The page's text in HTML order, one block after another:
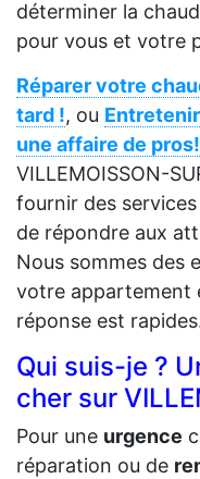
déterminer la
pour vous et votre
Réparer votre
tard !, ou
une affaire de pros!
VILLEMOISSON-
fournir des
de répondre aux
Nous sommes des
votre appartement
réponse est
Qui suis-je ?
cher sur
Pour une urgence
réparation ou de